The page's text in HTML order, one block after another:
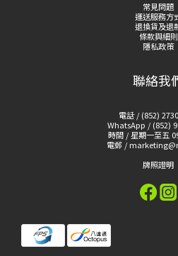
常見問題
運送服務方
退換貨及退
條款與細則
隱私政策
聯絡我
電話 / (852)
WhatsApp / (852)
時間 / 星期一至五
電郵 /
牌照證明